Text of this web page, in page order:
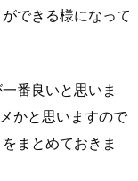
できる様になって
番良いと思いま
かと思いますので
まとめておきま